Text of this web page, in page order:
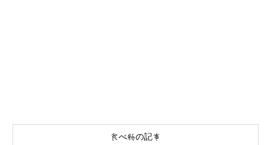
食べ物の記事